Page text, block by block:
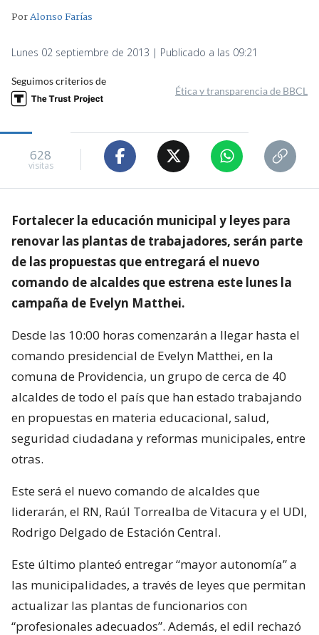
PorAlonso Farías
Lunes 02 septiembre de 2013 | Publicado a las 09:21
Seguimos criterios de
Ética y transparencia de BBCL
628
visitas
Fortalecer la educación municipal y leyes para
renovar las plantas de trabajadores, serán parte
de las propuestas que entregará el nuevo
comando de alcaldes que estrena este lunes la
campaña de Evelyn Matthei.
Desde las 10:00 horas comenzarán a llegar hasta el
comando presidencial de Evelyn Matthei, en la
comuna de Providencia, un grupo de cerca de 40
alcaldes de todo el país que han estado trabajando
en propuestas en materia educacional, salud,
seguridad ciudadana y reformas municipales, entre
otras.
Este será el nuevo comando de alcaldes que
liderarán, el RN, Raúl Torrealba de Vitacura y el UDI,
Rodrigo Delgado de Estación Central.
Este último planteó entregar “mayor autonomía” a
las municipalidades, a través de leyes que permitan
actualizar las plantas de funcionarios con
“profesionales adecuados”. Además, el edil rechazó